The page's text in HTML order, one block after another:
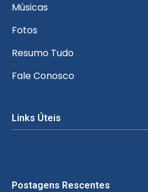
Músicas
Fotos
Resumo Tudo
Fale Conosco
Links Úteis
Postagens Rescentes